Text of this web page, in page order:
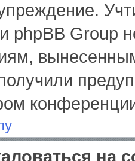
phpBB Group
на